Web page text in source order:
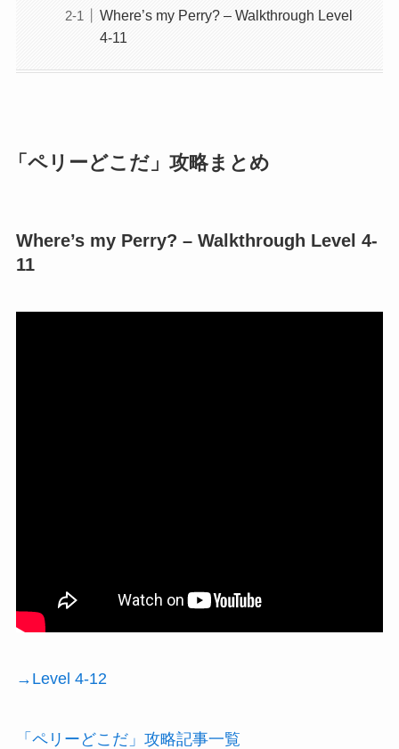
Where’s my Perry? – Walkthrough Level
4-11
「ペリーどこだ」攻略まとめ
Where’s my Perry? – Walkthrough Level 4-
11
→Level 4-12
「ペリーどこだ」攻略記事一覧